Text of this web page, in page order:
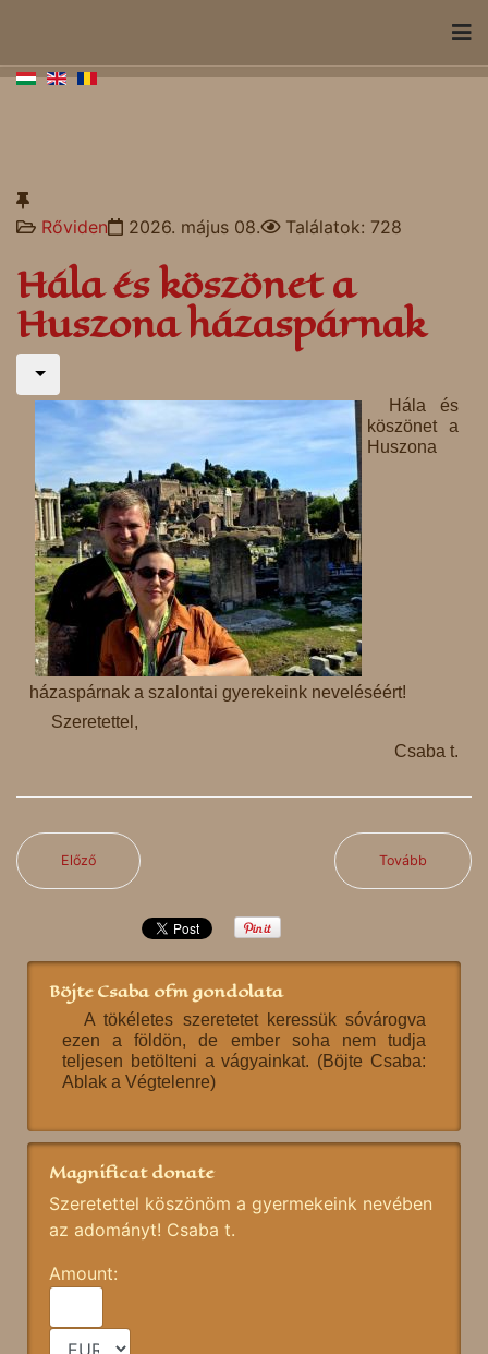
Rőviden 2026. május 08. Találatok: 728
Hála és köszönet a
Huszona házaspárnak
Hála és
köszönet a
Huszona
házaspárnak a szalontai gyerekeink neveléséért!
Szeretettel,
Csaba t.
Előző Tovább
Böjte Csaba ofm gondolata
A tökéletes szeretetet keressük sóvárogva
ezen a földön, de ember soha nem tudja
teljesen betölteni a vágyainkat. (Böjte Csaba:
Ablak a Végtelenre)
Magnificat donate
Szeretettel köszönöm a gyermekeink nevében
az adományt! Csaba t.
Amount: